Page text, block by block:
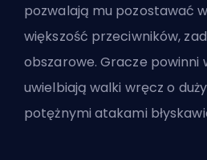
pozwalają mu pozostawać w
większość przeciwników,
obszarowe. Gracze powinni
uwielbiają walki wręcz o
potężnymi atakami